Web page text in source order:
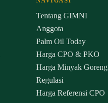
Tentang GIMNI
Anggota
Palm Oil Today
Harga CPO & PKO
Harga Minyak Goreng
Regulasi
Harga Referensi CPO